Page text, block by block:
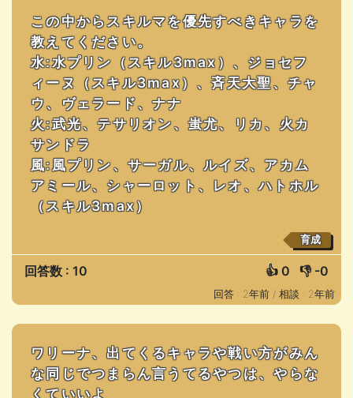
この中からスキルマを優先すべきキャラを
教えてください。
水:水プリン（スキル3max）、ジョセフ
ィーヌ（スキル3max）、斉天大聖、チャ
ウ、ヴェラード、ナナ
火:武光、テサリオン、蚩尤、リカ、火カ
サンドラ
風:風プリン、サーガル、ルイズ、アカム
アミール、シャーロット、レオ、ハトホル
（スキル3max）
育成
回答数 : 10 👍 0 👎 -0
回答 : 2年前 / 相談 : 2年前
ワリーナ、出てくるキャラや戦い方がみん
な同じでつまらん言うてるやつは、やらな
くていいよ